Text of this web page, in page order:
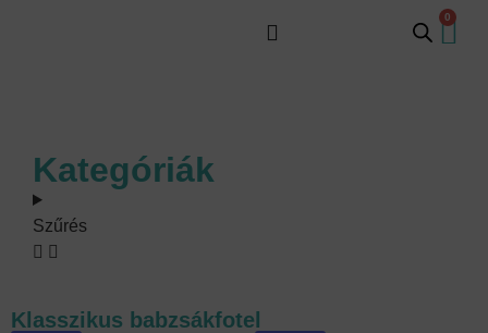
0
Kategóriák
Szűrés
Klasszikus babzsákfotel